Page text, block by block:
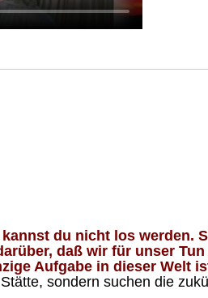
du nicht los werden.
daß wir für unser
Aufgabe in dieser Welt
sondern suchen die